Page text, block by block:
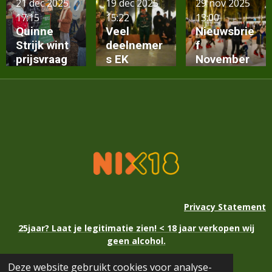
Deze website gebruikt cookies voor analyse-
open
Quinne
Strijk wint
prijsvraag
21 dec 2025
17:15
Veel
deelnemer
s EK
19 dec 2025
15:22
Nieuwsbrie
f
November
29 nov 2025
13:00
Privacy Statement
25jaar? Laat je legitimatie zien! < 18 jaar verkopen wij
geen alcohol.
© 2021 - 2026 Kerstmarkt Eext